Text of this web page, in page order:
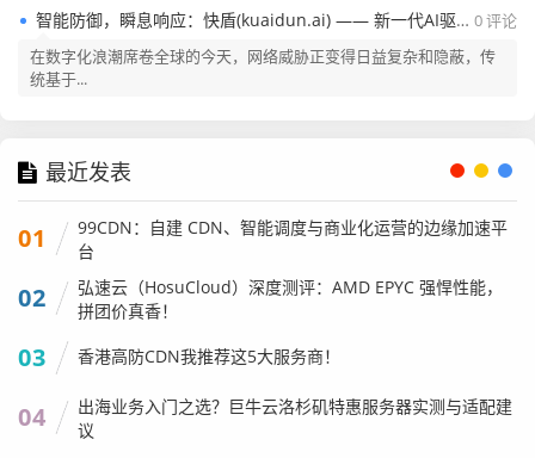
0 评论
智能防御，瞬息响应：快盾(kuaidun.ai) —— 新一代AI驱动的云安全平台
在数字化浪潮席卷全球的今天，网络威胁正变得日益复杂和隐蔽，传
统基于...
最近发表
01
99CDN：自建 CDN、智能调度与商业化运营的边缘加速平
台
02
弘速云（HosuCloud）深度测评：AMD EPYC 强悍性能，
拼团价真香！
03 香港高防CDN我推荐这5大服务商！
04
出海业务入门之选？巨牛云洛杉矶特惠服务器实测与适配建
议